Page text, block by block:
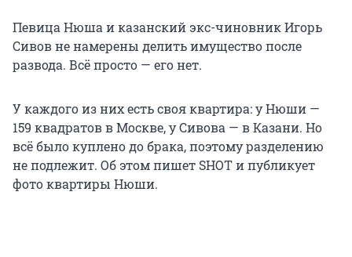
Певица Нюша и казанский экс-чиновник Игорь
Сивов не намерены делить имущество после
развода. Всё просто — его нет.
У каждого из них есть своя квартира: у Нюши —
159 квадратов в Москве, у Сивова — в Казани. Но
всё было куплено до брака, поэтому разделению
не подлежит. Об этом пишет SHOT и публикует
фото квартиры Нюши.